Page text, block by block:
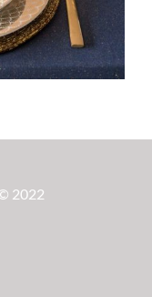
2022